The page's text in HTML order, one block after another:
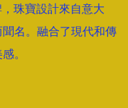
珠寶設計來自意大
名。融合了現代和傳
。